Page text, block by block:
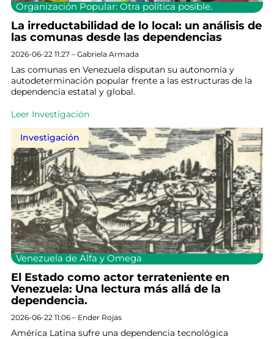
Organización Popular: Otra política posible.
La irreductabilidad de lo local: un análisis de
las comunas desde las dependencias
2026-06-22 11:27 – Gabriela Armada
Las comunas en Venezuela disputan su autonomía y
autodeterminación popular frente a las estructuras de la
dependencia estatal y global.
Leer Investigación
Investigación
Venezuela de Alfa y Omega
El Estado como actor terrateniente en
Venezuela: Una lectura más allá de la
dependencia.
2026-06-22 11:06 – Ender Rojas
América Latina sufre una dependencia tecnológica